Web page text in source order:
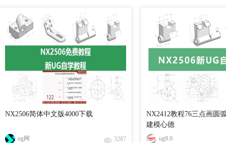
NX2506简体中文版4000下载
ug网 3287
NX2412教程76三点画圆
建模心德
ug9.0